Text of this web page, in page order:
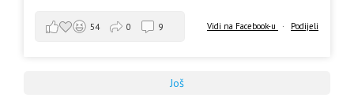
Vidi na Facebook-u · Podijeli
54 0 9
Još